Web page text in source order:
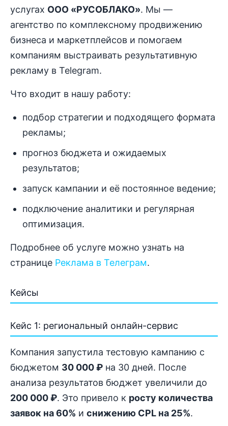
услугах ООО «РУСОБЛАКО». Мы —
агентство по комплексному продвижению
бизнеса и маркетплейсов и помогаем
компаниям выстраивать результативную
рекламу в Telegram.
Что входит в нашу работу:
подбор стратегии и подходящего формата
рекламы;
прогноз бюджета и ожидаемых
результатов;
запуск кампании и её постоянное ведение;
подключение аналитики и регулярная
оптимизация.
Подробнее об услуге можно узнать на
странице Реклама в Телеграм.
Кейсы
Кейс 1: региональный онлайн-сервис
Компания запустила тестовую кампанию с
бюджетом 30 000 ₽ на 30 дней. После
анализа результатов бюджет увеличили до
200 000 ₽. Это привело к росту количества
заявок на 60% и снижению CPL на 25%.